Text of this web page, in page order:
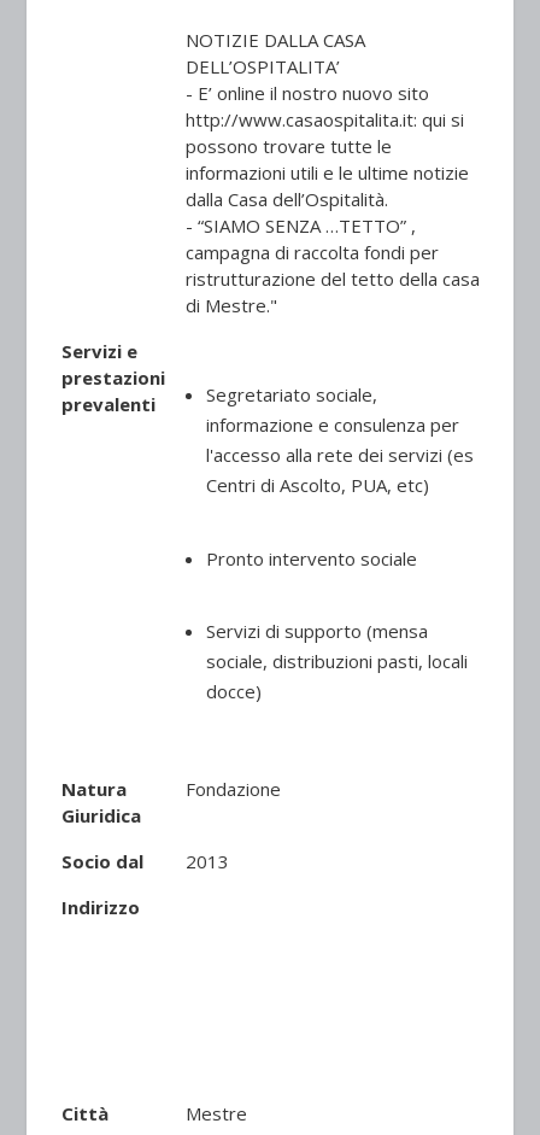
NOTIZIE DALLA CASA
DELL’OSPITALITA’
- E’ online il nostro nuovo sito
http://www.casaospitalita.it: qui si
possono trovare tutte le
informazioni utili e le ultime notizie
dalla Casa dell’Ospitalità.
- “SIAMO SENZA …TETTO” ,
campagna di raccolta fondi per
ristrutturazione del tetto della casa
di Mestre."
Servizi e
prestazioni
prevalenti
Segretariato sociale,
informazione e consulenza per
l'accesso alla rete dei servizi (es
Centri di Ascolto, PUA, etc)
Pronto intervento sociale
Servizi di supporto (mensa
sociale, distribuzioni pasti, locali
docce)
Natura
Giuridica
Fondazione
Socio dal
2013
Indirizzo
Città Mestre